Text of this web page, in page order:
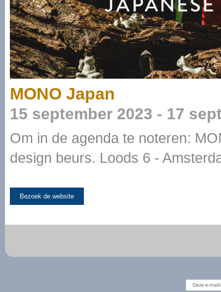
MONO Japan
15 september 2023 - 17
Om in de agenda te noteren:
design beurs. Loods 6 -
Bezoek de website